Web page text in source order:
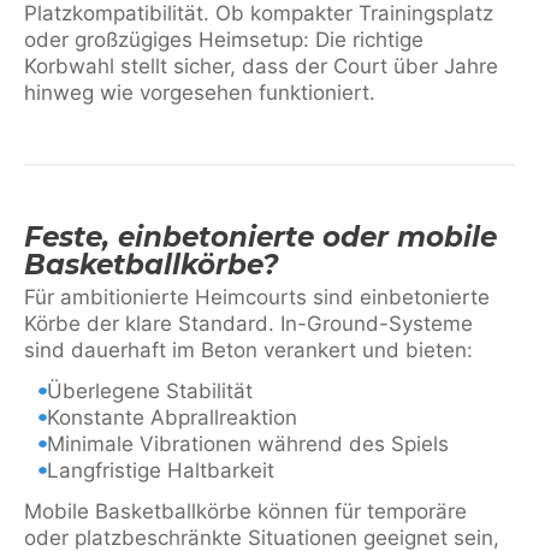
Platzkompatibilität. Ob kompakter Trainingsplatz
oder großzügiges Heimsetup: Die richtige
Korbwahl stellt sicher, dass der Court über Jahre
hinweg wie vorgesehen funktioniert.
Feste, einbetonierte oder mobile
Basketballkörbe?
Für ambitionierte Heimcourts sind einbetonierte
Körbe der klare Standard. In-Ground-Systeme
sind dauerhaft im Beton verankert und bieten:
Überlegene Stabilität
Konstante Abprallreaktion
Minimale Vibrationen während des Spiels
Langfristige Haltbarkeit
Mobile Basketballkörbe können für temporäre
oder platzbeschränkte Situationen geeignet sein,